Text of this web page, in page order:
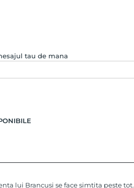
tau de mana
lui Brancusi se face simtita peste tot.